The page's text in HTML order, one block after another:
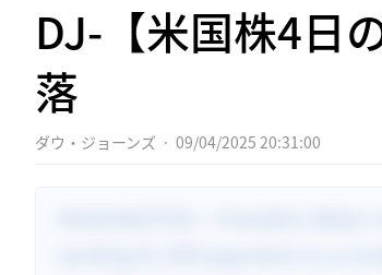
DJ-【米国株4日
落
ダウ・ジョーンズ · 09/04/2025 20:31:00